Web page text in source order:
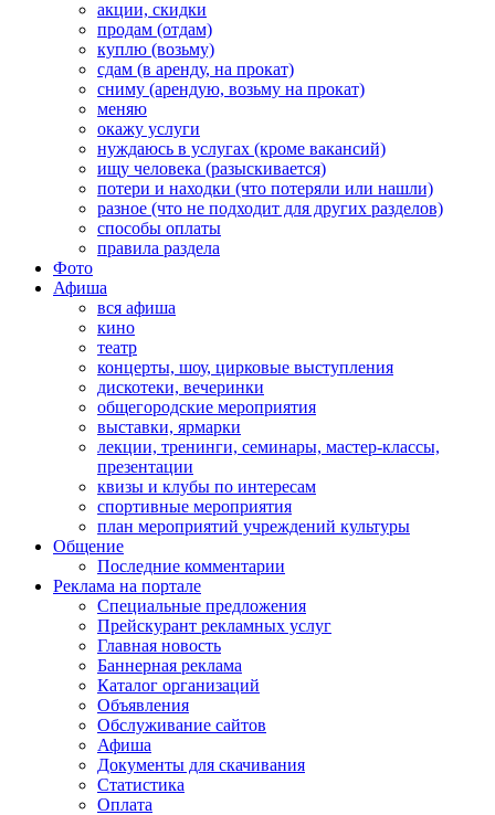
акции, скидки
продам (отдам)
куплю (возьму)
сдам (в аренду, на прокат)
сниму (арендую, возьму на прокат)
меняю
окажу услуги
нуждаюсь в услугах (кроме вакансий)
ищу человека (разыскивается)
потери и находки (что потеряли или нашли)
разное (что не подходит для других разделов)
способы оплаты
правила раздела
Фото
Афиша
вся афиша
кино
театр
концерты, шоу, цирковые выступления
дискотеки, вечеринки
общегородские мероприятия
выставки, ярмарки
лекции, тренинги, семинары, мастер-классы,
презентации
квизы и клубы по интересам
спортивные мероприятия
план мероприятий учреждений культуры
Общение
Последние комментарии
Реклама на портале
Специальные предложения
Прейскурант рекламных услуг
Главная новость
Баннерная реклама
Каталог организаций
Объявления
Обслуживание сайтов
Афиша
Документы для скачивания
Статистика
Оплата